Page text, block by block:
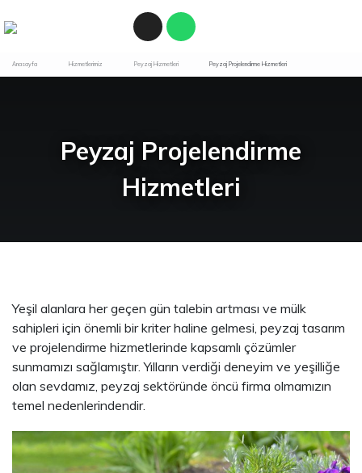
Peyzaj Projelendirme
Hizmetleri
Anasayfa Hizmetlerimiz Peyzaj Hizmetleri Peyzaj Projelendirme Hizmetleri
Yeşil alanlara her geçen gün talebin artması ve mülk
sahipleri için önemli bir kriter haline gelmesi, peyzaj tasarım
ve projelendirme hizmetlerinde kapsamlı çözümler
sunmamızı sağlamıştır. Yılların verdiği deneyim ve yeşilliğe
olan sevdamız, peyzaj sektöründe öncü firma olmamızın
temel nedenlerindendir.